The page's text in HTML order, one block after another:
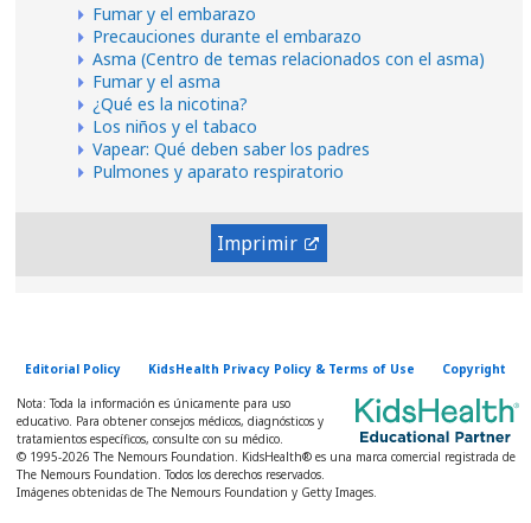
Fumar y el embarazo
Precauciones durante el embarazo
Asma (Centro de temas relacionados con el asma)
Fumar y el asma
¿Qué es la nicotina?
Los niños y el tabaco
Vapear: Qué deben saber los padres
Pulmones y aparato respiratorio
Imprimir
Editorial Policy KidsHealth Privacy Policy & Terms of Use Copyright
Nota: Toda la información es únicamente para uso
educativo. Para obtener consejos médicos, diagnósticos y
tratamientos específicos, consulte con su médico.
© 1995-2026 The Nemours Foundation. KidsHealth® es una marca comercial registrada de
The Nemours Foundation. Todos los derechos reservados.
Imágenes obtenidas de The Nemours Foundation y Getty Images.